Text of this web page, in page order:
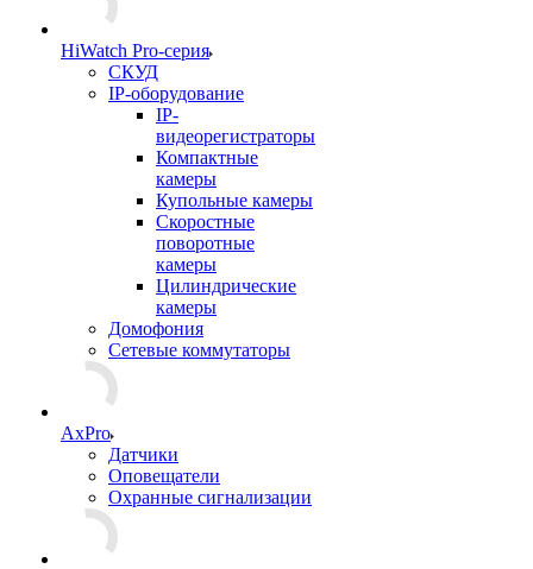
HiWatch Pro-серия
CКУД
IP-оборудование
IP-
видеорегистраторы
Компактные
камеры
Купольные камеры
Скоростные
поворотные
камеры
Цилиндрические
камеры
Домофония
Сетевые коммутаторы
AxPro
Датчики
Оповещатели
Охранные сигнализации